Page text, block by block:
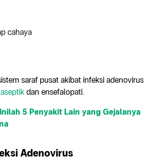
cahaya
saraf pusat akibat infeksi adenovirus
dan ensefalopati.
Inilah 5 Penyakit Lain yang Gejalanya
Adenovirus